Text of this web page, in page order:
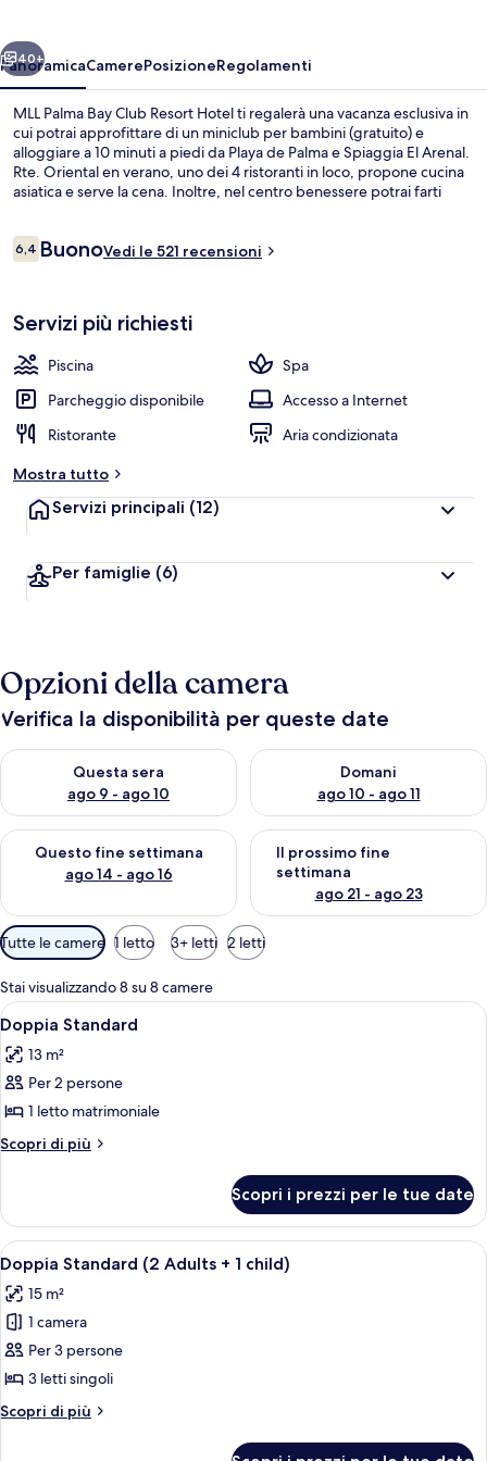
Hotel
Avanti
40+
PanoramicaCamerePosizioneRegolamenti
MLL Palma Bay Club Resort Hotel ti regalerà una vacanza esclusiva in
cui potrai approfittare di un miniclub per bambini (gratuito) e
alloggiare a 10 minuti a piedi da Playa de Palma e Spiaggia El Arenal.
Rte. Oriental en verano, uno dei 4 ristoranti in loco, propone cucina
asiatica e serve la cena. Inoltre, nel centro benessere potrai farti
aperta giorno e notte.
Recensioni
6,46,4 su 10
BuonoVedi le 521 recensioni
Servizi più richiesti
Piscina
Spa
Parcheggio disponibile
Accesso a Internet
Ristorante
Aria condizionata
Mostra tutto
Servizi principali (12)
Per famiglie (6)
Opzioni della camera
Verifica la disponibilità per queste date
Questa sera
ago 9 - ago 10
Verifica la disponibilità per questa sera, ago 9 - ago 10
Domani
ago 10 - ago 11
Verifica la disponibilità per
Questo fine settimana
ago 14 - ago 16
Verifica la disponibilità per questo fine settimana, ago 14 -
Il prossimo fine
settimana
ago 21 - ago 23
Verifica la disponibilità per il
Filtri
disponibili
per
le
camere
Tutte le camere 1 letto 3+ letti 2 letti
Stai visualizzando 8 su 8 camere
Apri
tutte
le
foto
per
Doppia
Una camera da letto moderna con
3
Doppia Standard
13 m²
Per 2 persone
1 letto matrimoniale
Scopri di più
Altri
Standard
Scopri i prezzi per le tue date
Apri
tutte
le
foto
per
Doppia
Standard
(2
Una camera d'albergo con due letti,
4
Doppia Standard (2 Adults + 1 child)
15 m²
1 camera
Per 3 persone
3 letti singoli
Scopri di più
Altri